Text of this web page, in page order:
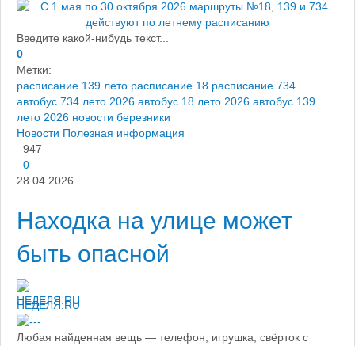
Введите какой-нибудь текст...
0
Метки:
расписание 139 лето расписание 18 расписание 734
автобус 734 лето 2026 автобус 18 лето 2026 автобус 139
лето 2026 новости березники
Новости Полезная информация
947
0
28.04.2026
Находка на улице может
быть опасной
НЕДЕЛЯ.RU
Любая найденная вещь — телефон, игрушка, свёрток с